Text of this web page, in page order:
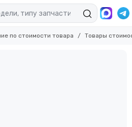
по стоимости товара Товары